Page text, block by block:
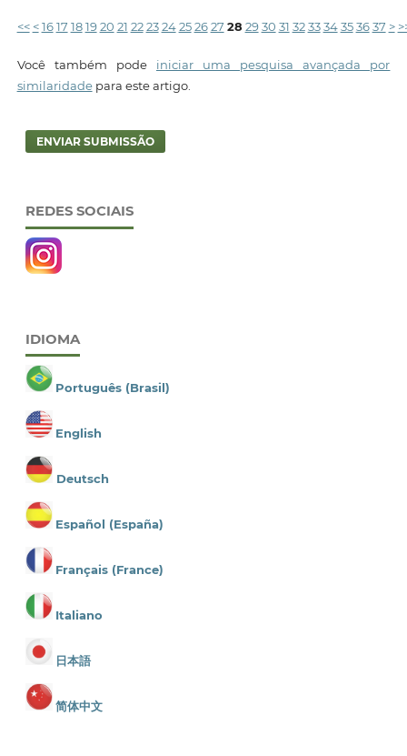
<< < 16 17 18 19 20 21 22 23 24 25 26 27 28 29 30 31 32 33 34 35 36 37 >
Você também pode iniciar uma pesquisa avançada por
similaridadepara este artigo.
ENVIAR SUBMISSÃO
REDES SOCIAIS
IDIOMA
Português (Brasil)
English
Deutsch
Español (España)
Français (France)
Italiano
日本語
简体中文